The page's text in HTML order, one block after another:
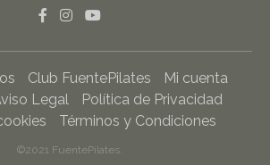
Club FuentePilates
Mi cuenta
Legal
Política de Privacidad
Términos y Condiciones
©2021 FuentePilates.